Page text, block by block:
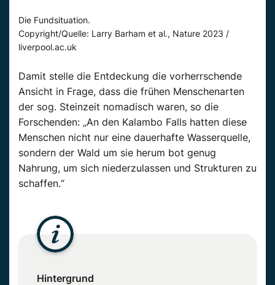
Die Fundsituation.
Copyright/Quelle: Larry Barham et al., Nature 2023 /
liverpool.ac.uk
Damit stelle die Entdeckung die vorherrschende
Ansicht in Frage, dass die frühen Menschenarten
der sog. Steinzeit nomadisch waren, so die
Forschenden: „An den Kalambo Falls hatten diese
Menschen nicht nur eine dauerhafte Wasserquelle,
sondern der Wald um sie herum bot genug
Nahrung, um sich niederzulassen und Strukturen zu
schaffen.“
Hintergrund